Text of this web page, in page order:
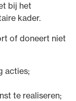
bij het
kader.
of doneert niet
acties;
te realiseren;